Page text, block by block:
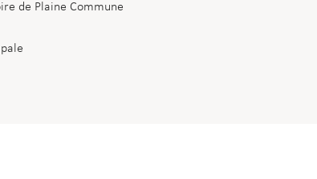
de Plaine Commune